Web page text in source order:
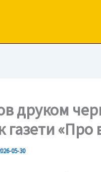
друком
газети «Про
05-30